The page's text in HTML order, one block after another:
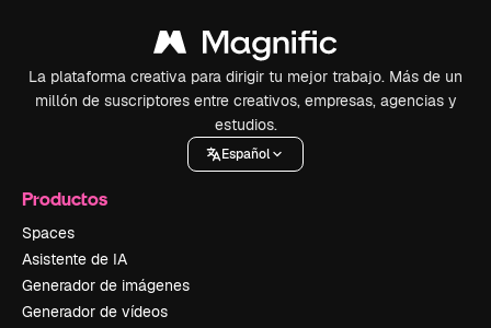
La plataforma creativa para dirigir tu mejor trabajo. Más de un
millón de suscriptores entre creativos, empresas, agencias y
estudios.
Español
Productos
Spaces
Asistente de IA
Generador de imágenes
Generador de vídeos